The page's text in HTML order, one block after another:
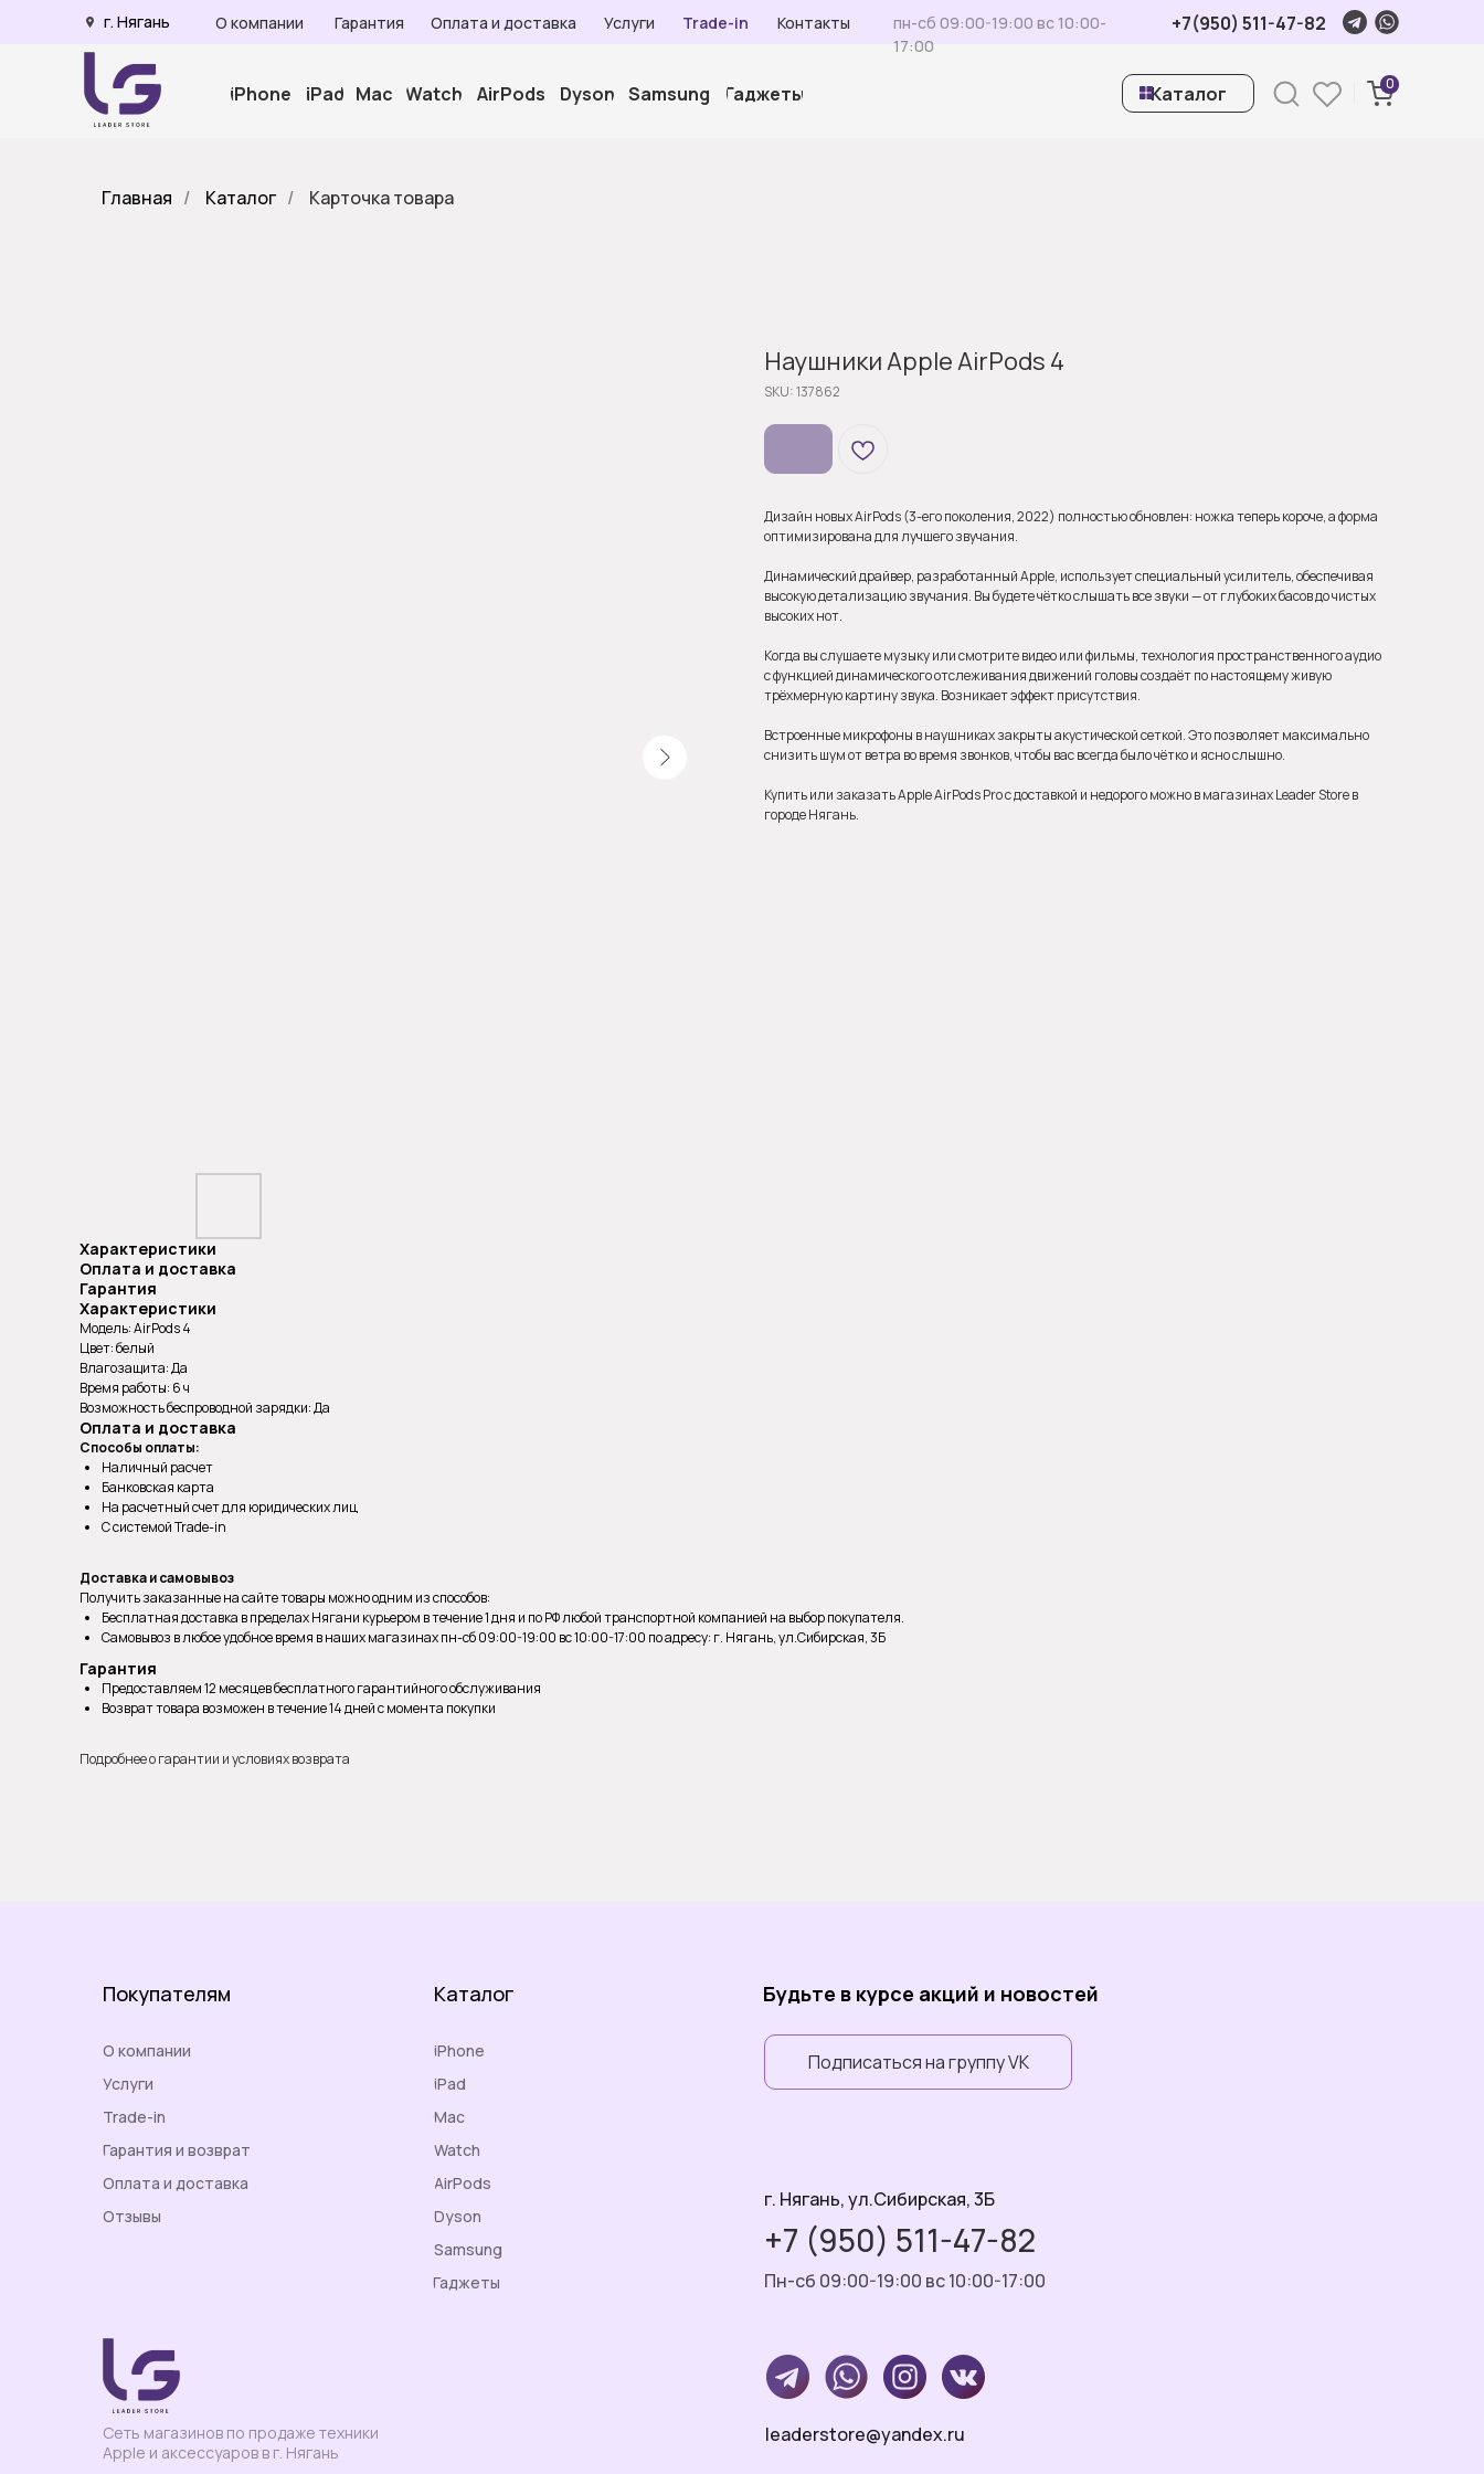
О компании Trade-in
Гарантия Контакты
Оплата и доставка +7(950) 511-47-82
пн-сб 09:00-19:00 вс 10:00-
17:00
iPhone iPad Mac Watch AirPods Samsung Гаджеты
г. Нягань
0
Услуги
Dyson ㅤКаталог
Главная / Каталог / Карточка товара
Наушники Apple AirPods 4
SKU:137862
Дизайн новых AirPods (3-его поколения, 2022) полностью обновлен: ножка теперь короче, а форма
оптимизирована для лучшего звучания.
Динамический драйвер, разработанный Apple, использует специальный усилитель, обеспечивая
высокую детализацию звучания. Вы будете чётко слышать все звуки — от глубоких басов до чистых
высоких нот.
Когда вы слушаете музыку или смотрите видео или фильмы, технология пространственного аудио
с функцией динамического отслеживания движений головы создаёт по настоящему живую
трёхмерную картину звука. Возникает эффект присутствия.
Встроенные микрофоны в наушниках закрыты акустической сеткой. Это позволяет максимально
снизить шум от ветра во время звонков, чтобы вас всегда было чётко и ясно слышно.
Купить или заказать Apple AirPods Pro с доставкой и недорого можно в магазинах Leader Store в
городе Нягань.
Характеристики
Оплата и доставка
Гарантия
Характеристики
Модель: AirPods 4
Цвет: белый
Влагозащита: Да
Время работы: 6 ч
Возможность беспроводной зарядки: Да
Оплата и доставка
Способы оплаты:
Наличный расчет
Банковская карта
На расчетный счет для юридических лиц
С системой Trade-in
Доставка и самовывоз
Получить заказанные на сайте товары можно одним из способов:
Бесплатная доставка в пределах Нягани курьером в течение 1 дня и по РФ любой транспортной компанией на выбор покупателя.
Самовывоз в любое удобное время в наших магазинах пн-сб 09:00-19:00 вс 10:00-17:00 по адресу: г. Нягань, ул.Сибирская, 3Б
Гарантия
Предоставляем 12 месяцев бесплатного гарантийного обслуживания
Возврат товара возможен в течение 14 дней с момента покупки
Подробнее о гарантии и условиях возврата
О компании
Будьте в курсе акций и новостей
Услуги
Trade-in
Сеть магазинов по продаже техники
Apple и аксессуаров в г. Нягань
Гарантия и возврат
Оплата и доставка
г. Нягань, ул.Сибирская, 3Б
Отзывы
+7 (950) 511-47-82
Пн-сб 09:00-19:00 вс 10:00-17:00
Покупателям
leaderstore@yandex.ru
iPhone
iPad
Mac
Watch
AirPods
Каталог
Подписаться на группу VK
Samsung
Гаджеты
Dyson